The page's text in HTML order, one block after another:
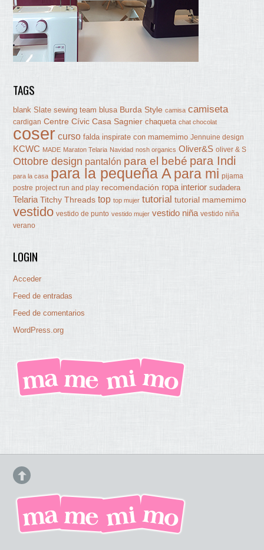
TAGS
blank Slate sewing team blusa Burda Style camisa camiseta
cardigan Centre Cívic Casa Sagnier chaqueta chat chocolat
coser curso falda inspirate con mamemimo Jennuine design
KCWC MADE Maraton Telaria Navidad nosh organics Oliver&S oliver & S
Ottobre design pantalón para el bebé para Indi
para la casa para la pequeña A para mi pijama
postre project run and play recomendación ropa interior sudadera
Telaria Titchy Threads top top mujer tutorial tutorial mamemimo
vestido vestido de punto vestido mujer vestido niña vestido niña
verano
LOGIN
Acceder
Feed de entradas
Feed de comentarios
WordPress.org